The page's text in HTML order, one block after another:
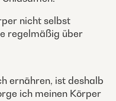
nicht selbst
regelmäßig über
ernähren, ist deshalb
ich meinen Körper